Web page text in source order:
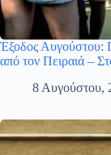
Έξοδος Αυγούστου:
από τον Πειραιά –
8 Αυγούστου,